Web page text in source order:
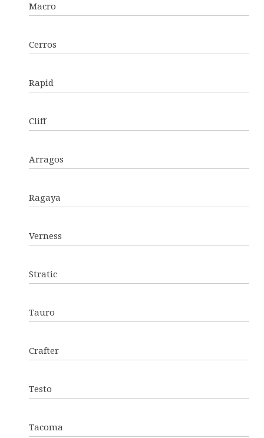
Macro
Cerros
Rapid
Cliff
Arragos
Ragaya
Verness
Stratic
Tauro
Crafter
Testo
Tacoma